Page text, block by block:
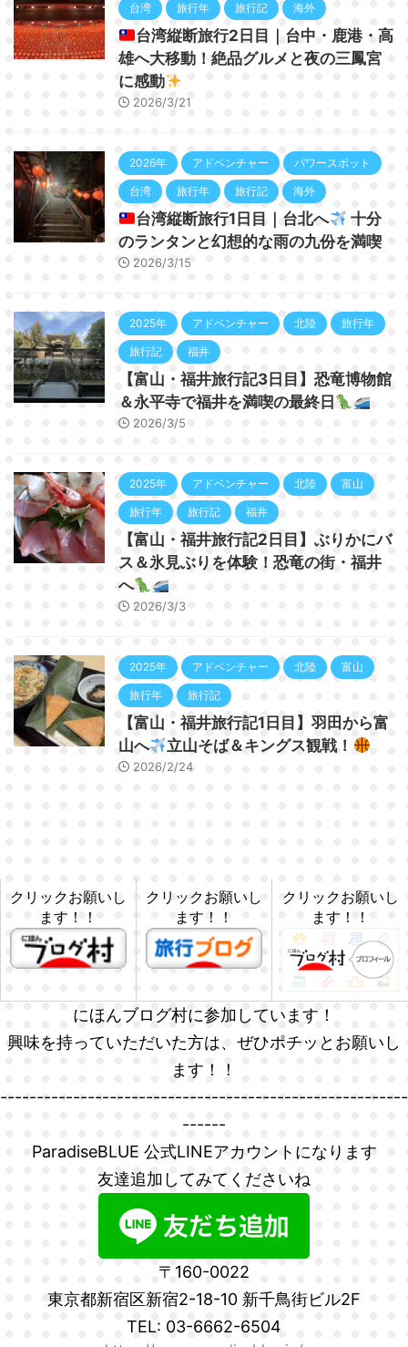
台湾 旅行年 旅行記 海外
台湾縦断旅行2日目｜台中・鹿港・高
雄へ大移動！絶品グルメと夜の三鳳宮
に感動
2026/3/21
2026年 アドベンチャー パワースポット
台湾 旅行年 旅行記 海外
台湾縦断旅行1日目｜台北へ
十分
のランタンと幻想的な雨の九份を満喫
2026/3/15
2025年 アドベンチャー 北陸 旅行年
旅行記 福井
【富山・福井旅行記3日目】恐竜博物館
＆永平寺で福井を満喫の最終日
2026/3/5
2025年 アドベンチャー 北陸 富山
旅行年 旅行記 福井
【富山・福井旅行記2日目】ぶりかにバ
ス＆氷見ぶりを体験！恐竜の街・福井
へ
2026/3/3
2025年 アドベンチャー 北陸 富山
旅行年 旅行記
【富山・福井旅行記1日目】羽田から富
山へ
立山そば＆キングス観戦！
2026/2/24
クリックお願いし
ます！！
クリックお願いし
ます！！
クリックお願いし
ます！！
にほんブログ村に参加しています！
興味を持っていただいた方は、ぜひポチッとお願いし
ます！！
--------------------------------------------------------
------
ParadiseBLUE 公式LINEアカウントになります
友達追加してみてくださいね
〒160-0022
東京都新宿区新宿2-18-10 新千鳥街ビル2F
TEL: 03-6662-6504